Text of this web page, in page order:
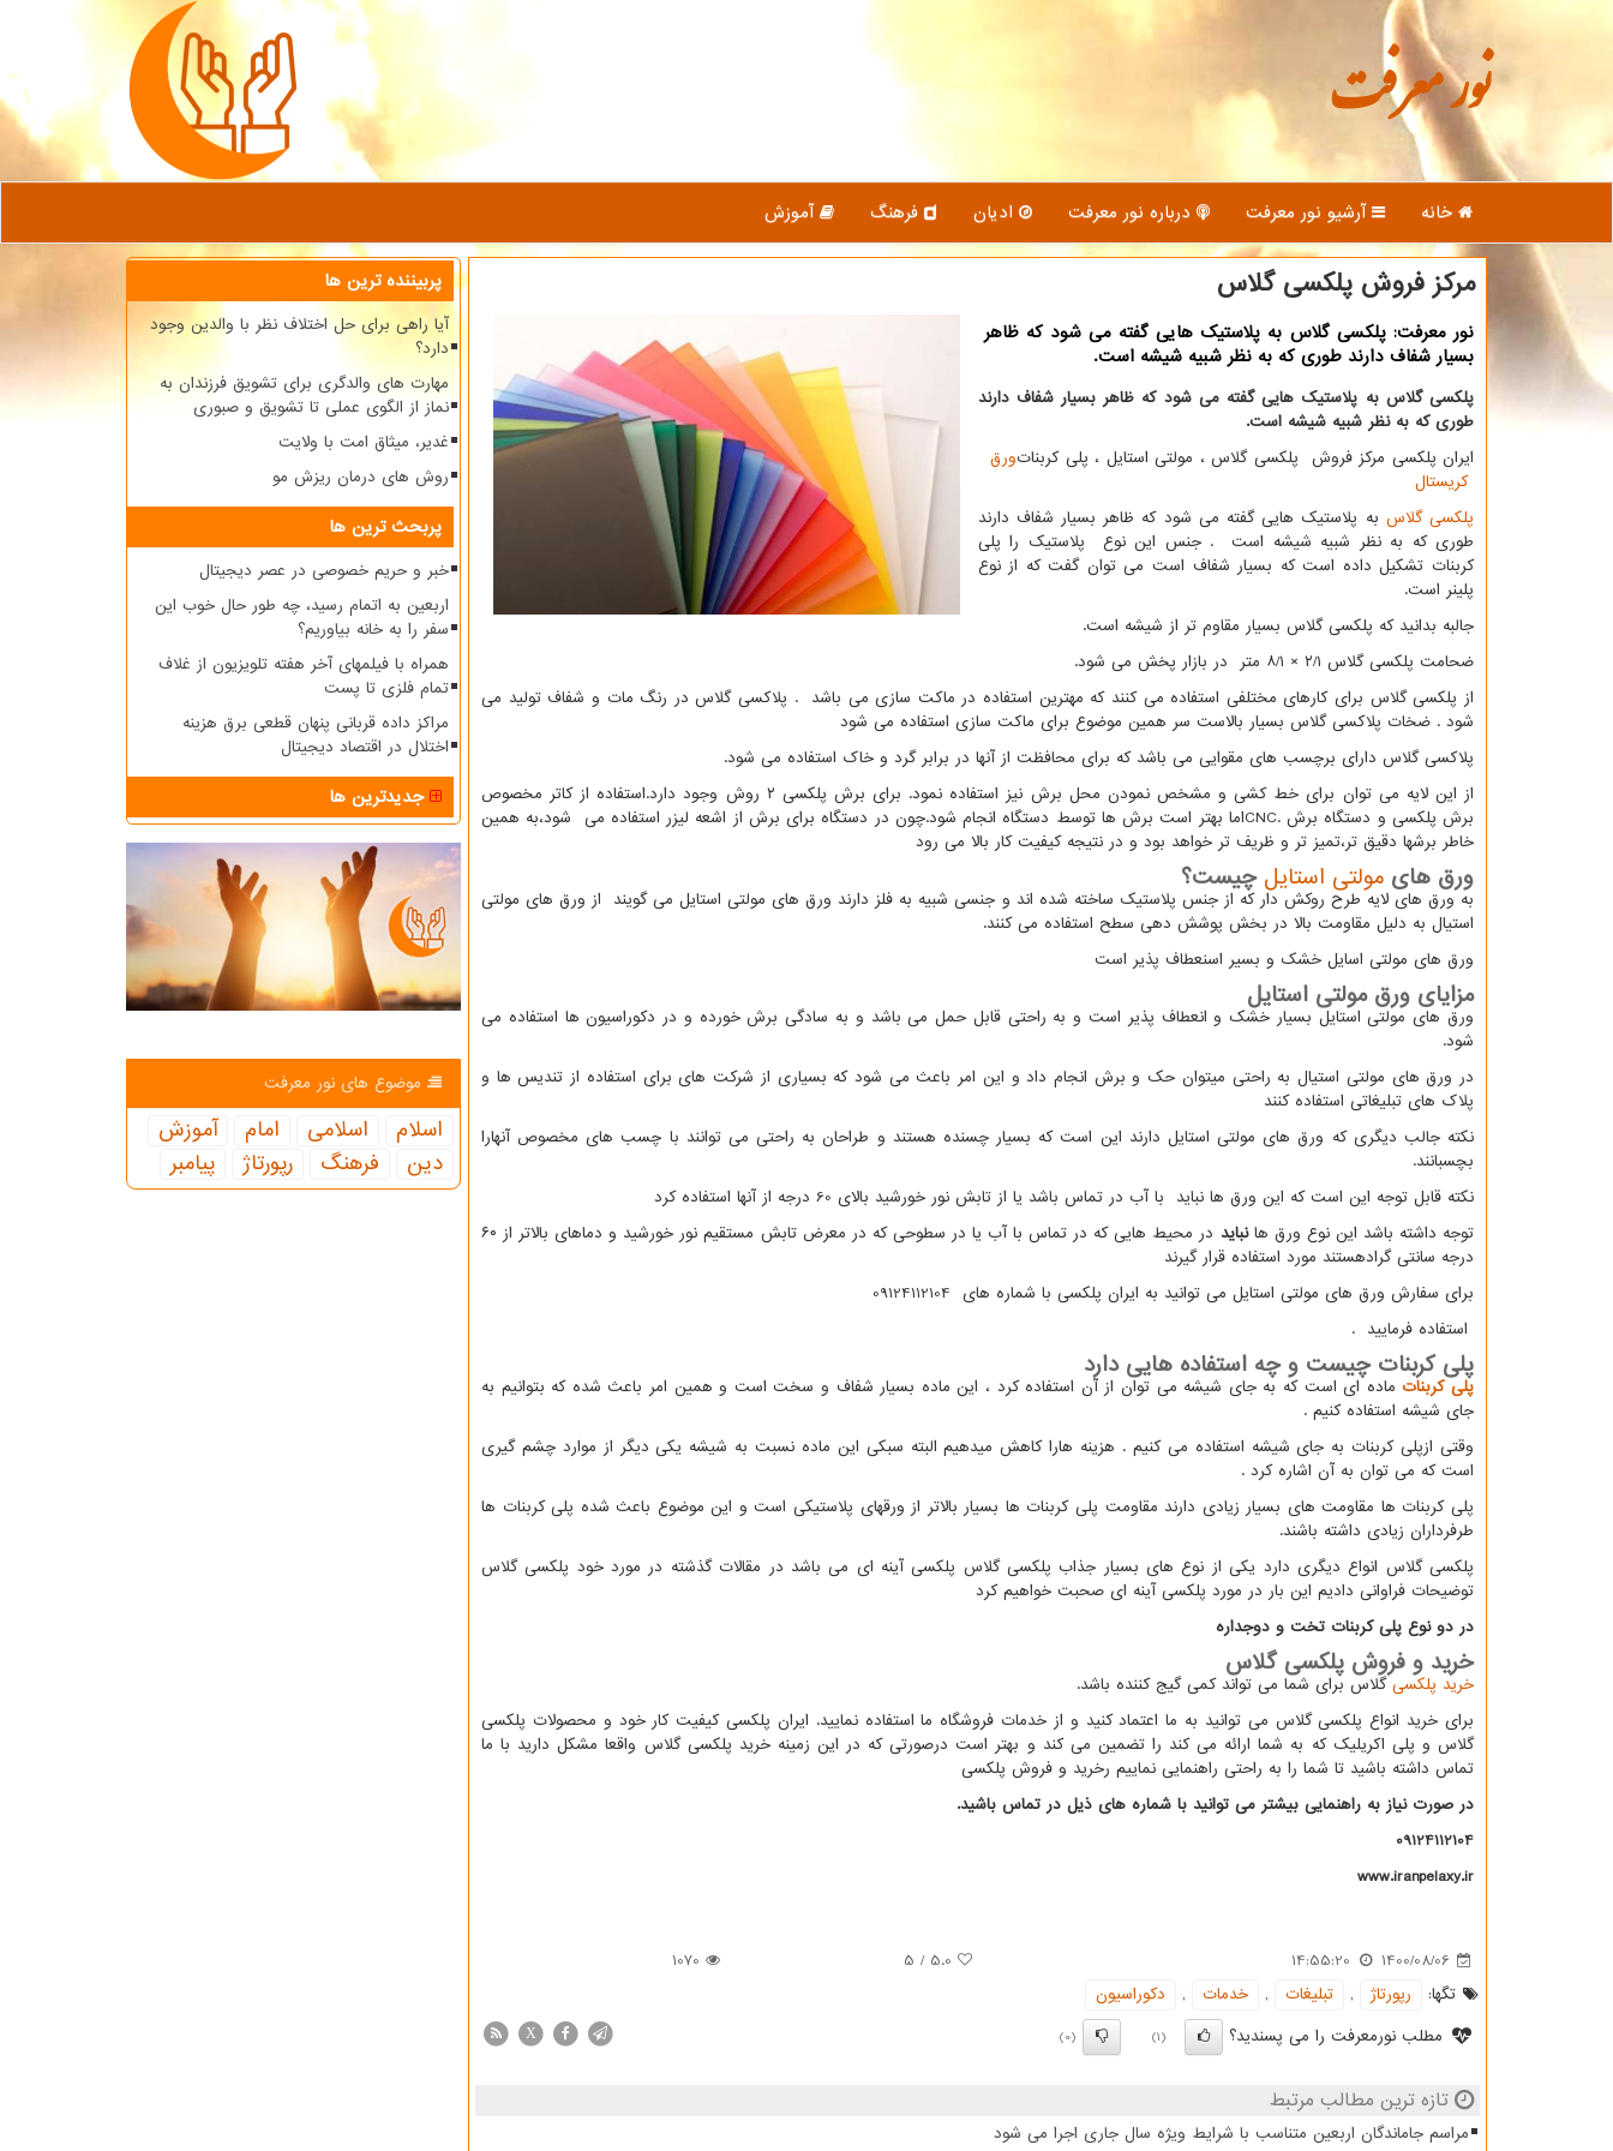
نور معرفت
خانه آرشیو نور معرفت درباره نور معرفت ادیان فرهنگ آموزش
مرکز فروش پلکسی گلاس
نور معرفت: پلکسی گلاس به پلاستیک هایی گفته می شود که ظاهر
بسیار شفاف دارند طوری که به نظر شبیه شیشه است.
پلكسی گلاس به پلاستیك هایی گفته می شود كه ظاهر بسیار شفاف دارند
طوری كه به نظر شبیه شیشه است.
ایران پلکسی مرکز فروش پلکسی گلاس ، مولتی استایل ، پلی کربناتورق
کریستال
پلکسی گلاس به پلاستیک هایی گفته می شود که ظاهر بسیار شفاف دارند
طوری که به نظر شبیه شیشه است .جنس این نوع پلاستیک را پلی
کربنات تشکیل داده است که بسیار شفاف است می توان گفت که از نوع
پلینر است.
جالبه بدانید که پلکسی گلاس بسیار مقاوم تر از شیشه است.
ضحامت پلکسی گلاس ۲/۱ × ۸/۱ متر در بازار پخش می شود.
از پلکسی گلاس برای کارهای مختلفی استفاده می کنند که مهترین استفاده در ماکت سازی می باشد . پلاکسی گلاس در رنگ مات و شفاف تولید می
شود . ضخات پلاکسی گلاس بسیار بالاست سر همین موضوع برای ماکت سازی استفاده می شود
پلاکسی گلاس دارای برچسب های مقوایی می باشد که برای محافظت از آنها در برابر گرد و خاک استفاده می شود.
از این لایه می توان برای خط کشی و مشخص نمودن محل برش نیز استفاده نمود. برای برش پلکسی ۲ روش وجود دارد.استفاده از کاتر مخصوص
برش پلکسی و دستگاه برشCNC.اما بهتر است برش ها توسط دستگاه انجام شود.چون در دستگاه برای برش از اشعه لیزر استفاده می شود،به همین
خاطر برشها دقیق تر،تمیز تر و ظریف تر خواهد بود و در نتیجه کیفیت کار بالا می رود
ورق های مولتی استایلچیست؟
به ورق های لایه طرح روکش دار که از جنس پلاستیک ساخته شده اند و جنسی شبیه به فلز دارند ورق های مولتی استایل می گویند از ورق های مولتی
استیال به دلیل مقاومت بالا در بخش پوشش دهی سطح استفاده می کنند.
ورق های مولتی اسایل خشک و بسیر اسنعطاف پذیر است
مزایای ورق مولتی استایل
ورق های مولتی استایل بسیار خشک و انعطاف پذیر است و به راحتی قابل حمل می باشد و به سادگی برش خورده و در دکوراسیون ها استفاده می
شود.
در ورق های مولتی استیال به راحتی میتوان حک و برش انجام داد و این امر باعث می شود که بسیاری از شرکت های برای استفاده از تندیس ها و
پلاک های تبلیغاتی استفاده کنند
نکته جالب دیگری که ورق های مولتی استایل دارند این است که بسیار چسنده هستند و طراحان به راحتی می توانند با چسب های مخصوص آنهارا
بچسبانند.
نکته قابل توجه این است که این ورق ها نباید با آب در تماس باشد یا از تابش نور خورشید بالای 60 درجه از آنها استفاده کرد
توجه داشته باشد این نوع ورق هانباید
در محیط هایی که در تماس با آب یا در سطوحی که در معرض تابش مستقیم نور خورشید و دماهای بالاتر از ۶۰
درجه سانتی گرادهستند مورد استفاده قرار گیرند
برای سفارش ورق های مولتی استایل می توانید به ایران پلکسی با شماره های 09124112104
استفاده فرمایید .
پلی کربنات چیست و چه استفاده هایی دارد
پلی کربنات ماده ای است که به جای شیشه می توان از آن استفاده کرد ، این ماده بسیار شفاف و سخت است و همین امر باعث شده که بتوانیم به
جای شیشه استفاده کنیم .
وقتی ازپلی کربنات به جای شیشه استفاده می کنیم . هزینه هارا کاهش میدهیم البته سبکی این ماده نسبت به شیشه یکی دیگر از موارد چشم گیری
است که می توان به آن اشاره کرد .
پلی کربنات ها مقاومت های بسیار زیادی دارند مقاومت پلی کربنات ها بسیار بالاتر از ورقهای پلاستیکی است و این موضوع باعث شده پلی کربنات ها
طرفرداران زیادی داشته باشند.
پلکسی گلاس انواع دیگری دارد یکی از نوع های بسیار جذاب پلکسی گلاس پلکسی آینه ای می باشد در مقالات گذشته در مورد خود پلکسی گلاس
توضیحات فراوانی دادیم این بار در مورد پلکسی آینه ای صحبت خواهیم کرد
در دو نوع پلی کربنات تخت و دوجداره
خرید و فروش پلکسی گلاس
خرید پلکسی گلاس برای شما می تواند کمی گیج کننده باشد.
برای خرید انواع پلکسی گلاس می توانید به ما اعتماد کنید و از خدمات فروشگاه ما استفاده نمایید. ایران پلکسی کیفیت کار خود و محصولات پلکسی
گلاس و پلی اکریلیک که به شما ارائه می کند را تضمین می کند و بهتر است درصورتی که در این زمینه خرید پلکسی گلاس واقعا مشکل دارید با ما
تماس داشته باشید تا شما را به راحتی راهنمایی نماییم رخرید و فروش پلکسی
در صورت نیاز به راهنمایی بیشتر می توانید با شماره های ذیل در تماس باشید.
09124112104
www.iranpelaxy.ir
1400/08/06
14:55:20
5.0
/
5
1070
تگها:
رپورتاژ , تبلیغات , خدمات ,
دكوراسیون
مطلب نورمعرفت را می پسندید؟
(1)
(0)
X
تازه ترین مطالب مرتبط
مراسم جاماندگان اربعین متناسب با شرایط ویژه سال جاری اجرا می شود
پربیننده ترین ها
آیا راهی برای حل اختلاف نظر با والدین وجود
دارد؟
مهارت های والدگری برای تشویق فرزندان به
نماز از الگوی عملی تا تشویق و صبوری
غدیر، میثاق امت با ولایت
روش های درمان ریزش مو
پربحث ترین ها
خبر و حریم خصوصی در عصر دیجیتال
اربعین به اتمام رسید، چه طور حال خوب این
سفر را به خانه بیاوریم؟
همراه با فیلمهای آخر هفته تلویزیون از غلاف
تمام فلزی تا پست
مراکز داده قربانی پنهان قطعی برق هزینه
اختلال در اقتصاد دیجیتال
جدیدترین ها
موضوع های نور معرفت
اسلام اسلامی امام
آموزش
دین
فرهنگ رپورتاژ پیامبر